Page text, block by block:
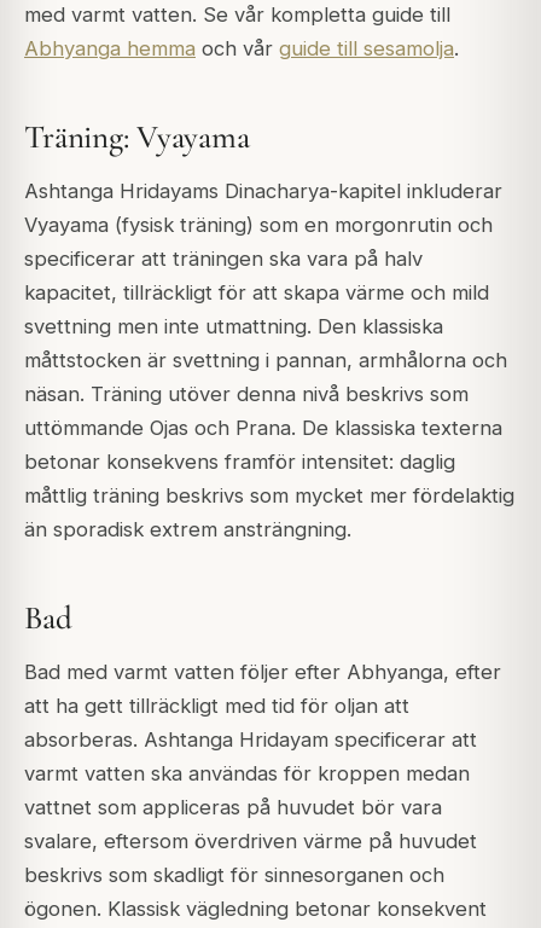
med varmt vatten. Se vår kompletta guide till
Abhyanga hemma och vår guide till sesamolja.
Träning: Vyayama
Ashtanga Hridayams Dinacharya-kapitel inkluderar
Vyayama (fysisk träning) som en morgonrutin och
specificerar att träningen ska vara på halv
kapacitet, tillräckligt för att skapa värme och mild
svettning men inte utmattning. Den klassiska
måttstocken är svettning i pannan, armhålorna och
näsan. Träning utöver denna nivå beskrivs som
uttömmande Ojas och Prana. De klassiska texterna
betonar konsekvens framför intensitet: daglig
måttlig träning beskrivs som mycket mer fördelaktig
än sporadisk extrem ansträngning.
Bad
Bad med varmt vatten följer efter Abhyanga, efter
att ha gett tillräckligt med tid för oljan att
absorberas. Ashtanga Hridayam specificerar att
varmt vatten ska användas för kroppen medan
vattnet som appliceras på huvudet bör vara
svalare, eftersom överdriven värme på huvudet
beskrivs som skadligt för sinnesorganen och
ögonen. Klassisk vägledning betonar konsekvent